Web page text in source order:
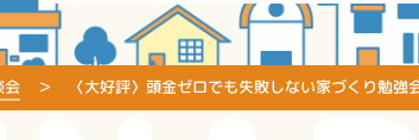
会 〈大好評〉頭金ゼロでも失敗しない家づくり勉強